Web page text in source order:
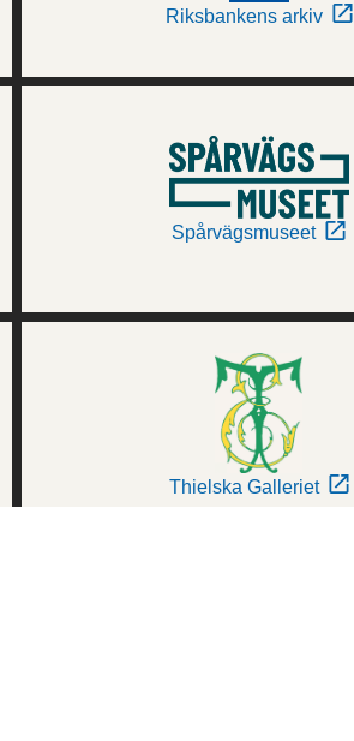
Riksbankens arkiv
Spårvägsmuseet
Thielska Galleriet